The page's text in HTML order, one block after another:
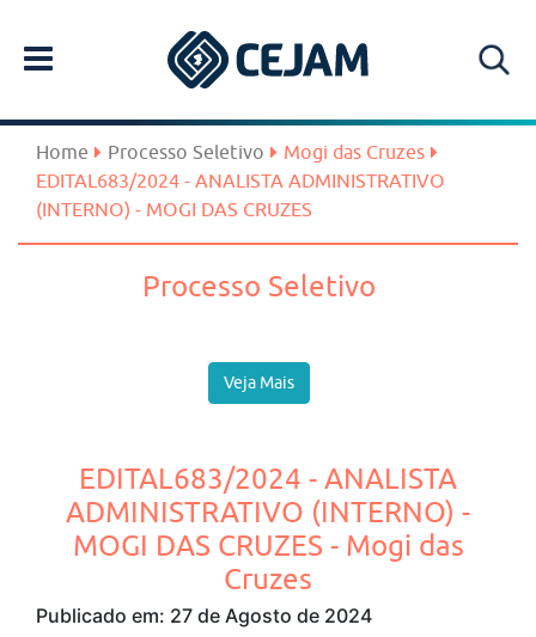
Home Processo Seletivo
Mogi das Cruzes
EDITAL683/2024 - ANALISTA ADMINISTRATIVO
(INTERNO) - MOGI DAS CRUZES
Processo Seletivo
Veja Mais
EDITAL683/2024 - ANALISTA
ADMINISTRATIVO (INTERNO) -
MOGI DAS CRUZES - Mogi das
Cruzes
Publicado em: 27 de Agosto de 2024